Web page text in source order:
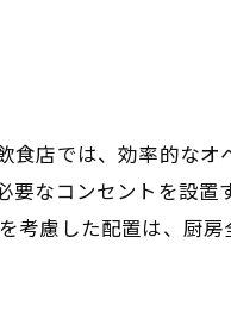
ストプラクティス
店では、効率的な
なコンセントを設置
慮した配置は、厨